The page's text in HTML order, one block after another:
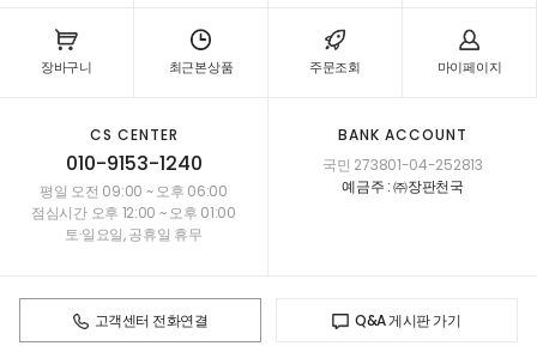
장바구니 최근본상품 주문조회 마이페이지
CS CENTER
010-9153-1240
평일 오전 09:00 ~ 오후 06:00
점심시간 오후 12:00 ~ 오후 01:00
토·일요일, 공휴일 휴무
BANK ACCOUNT
국민 273801-04-252813
예금주 : ㈜장판천국
고객센터 전화연결 Q&A 게시판 가기